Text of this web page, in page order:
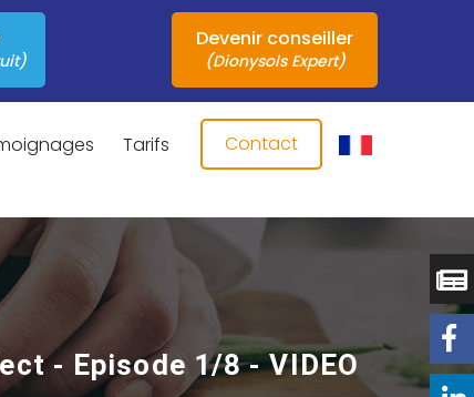
Devenir conseiller
(Dionysols Expert)
Tarifs Contact
- Episode 1/8 - VIDEO